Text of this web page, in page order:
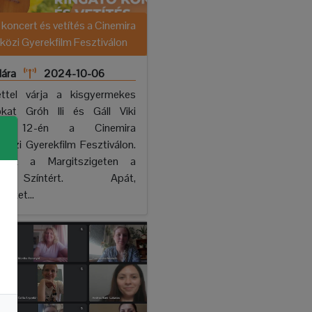
és vetítés a Cinemira
Gyerekfilm Fesztiválon
2024-10-06
várja a kisgyermekes
Gróh Ili és Gáll Viki
12-én a Cinemira
Gyerekfilm Fesztiválon.
a Margitszigeten a
Színtért. Apát,